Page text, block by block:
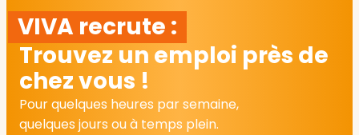
VIVA recrute :
Trouvez un emploi près de
chez vous !
Pour quelques heures par semaine,
quelques jours ou à temps plein.